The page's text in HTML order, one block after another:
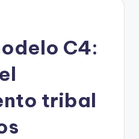
C4:
tribal